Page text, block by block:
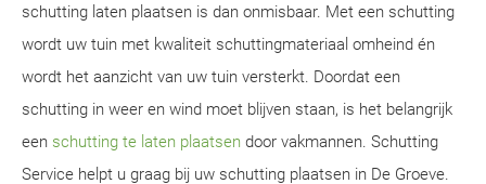
schutting laten plaatsen is dan onmisbaar. Met een schutting
wordt uw tuin met kwaliteit schuttingmateriaal omheind én
wordt het aanzicht van uw tuin versterkt. Doordat een
schutting in weer en wind moet blijven staan, is het belangrijk
een schutting te laten plaatsen door vakmannen. Schutting
Service helpt u graag bij uw schutting plaatsen in De Groeve.